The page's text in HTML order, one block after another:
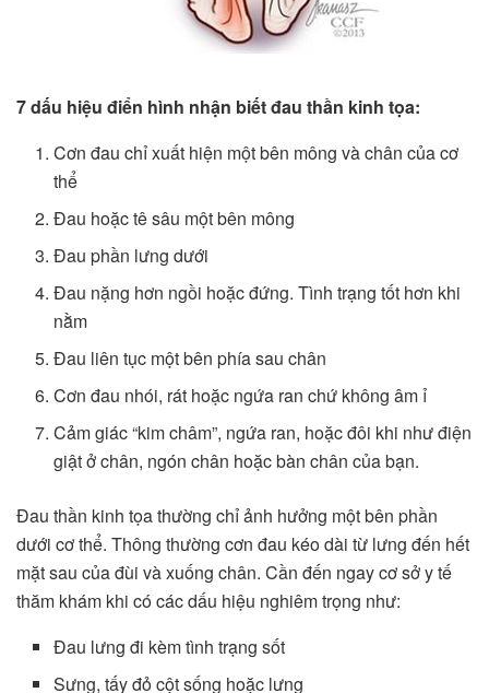
7 dấu hiệu điển hình nhận biết đau thần kinh tọa:
Cơn đau chỉ xuất hiện một bên mông và chân của cơ
thể
Đau hoặc tê sâu một bên mông
Đau phần lưng dưới
Đau nặng hơn ngồi hoặc đứng. Tình trạng tốt hơn khi
nằm
Đau liên tục một bên phía sau chân
Cơn đau nhói, rát hoặc ngứa ran chứ không âm ỉ
Cảm giác “kim châm”, ngứa ran, hoặc đôi khi như điện
giật ở chân, ngón chân hoặc bàn chân của bạn.
Đau thần kinh tọa thường chỉ ảnh hưởng một bên phần
dưới cơ thể. Thông thường cơn đau kéo dài từ lưng đến hết
mặt sau của đùi và xuống chân. Cần đến ngay cơ sở y tế
thăm khám khi có các dấu hiệu nghiêm trọng như:
Đau lưng đi kèm tình trạng sốt
Sưng, tấy đỏ cột sống hoặc lưng